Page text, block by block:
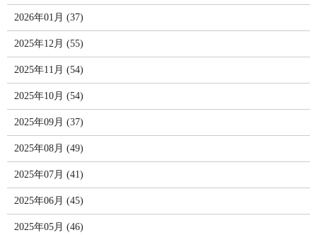
2026年01月 (37)
2025年12月 (55)
2025年11月 (54)
2025年10月 (54)
2025年09月 (37)
2025年08月 (49)
2025年07月 (41)
2025年06月 (45)
2025年05月 (46)